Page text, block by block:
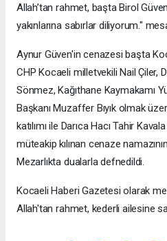
Allah’tan rahmet, başta Birol
yakınlarına sabırlar diliyorum."
Aynur Güven'in cenazesi başta
CHP Kocaeli milletvekili Nail Çiler,
Sönmez, Kağıthane Kaymakamı
Başkanı Muzaffer Bıyık olmak
katılımı ile Darıca Hacı Tahir
müteakip kılınan cenaze
Mezarlıkta dualarla defnedildi.
Kocaeli Haberi Gazetesi olarak
Allah'tan rahmet, kederli ailesine